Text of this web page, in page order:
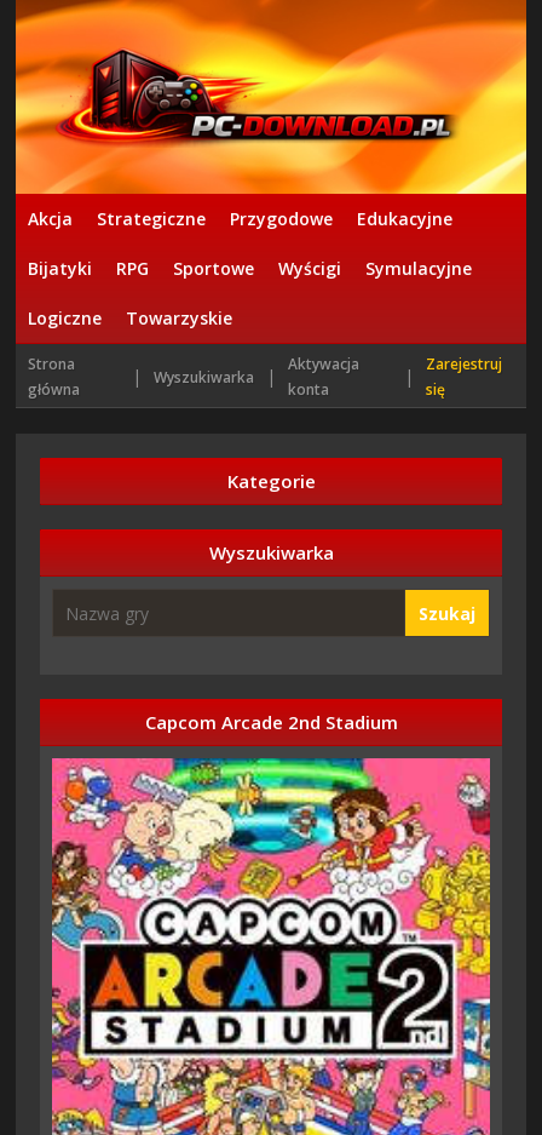
Akcja Strategiczne Przygodowe Edukacyjne
Bijatyki RPG Sportowe Wyścigi Symulacyjne
Logiczne Towarzyskie
Strona
główna
| Wyszukiwarka |
Aktywacja
konta
|
Zarejestruj
się
Kategorie
Wyszukiwarka
Szukaj
Capcom Arcade 2nd Stadium